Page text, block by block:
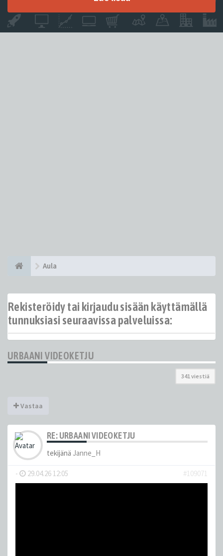
Aula
Rekisteröidy tai kirjaudu sisään käyttämällä
tunnuksiasi seuraavissa palveluissa:
URBAANI VIDEOKETJU
341 viestiä
Vastaa
RE: URBAANI VIDEOKETJU
tekijänä Janne_H
- 29.04.26 12:05 #109071